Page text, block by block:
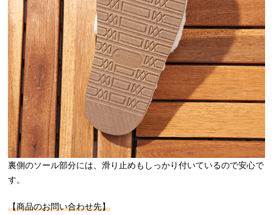
裏側のソール部分には、滑り止めもしっかり付いているので安心で
す。
【商品のお問い合わせ先】